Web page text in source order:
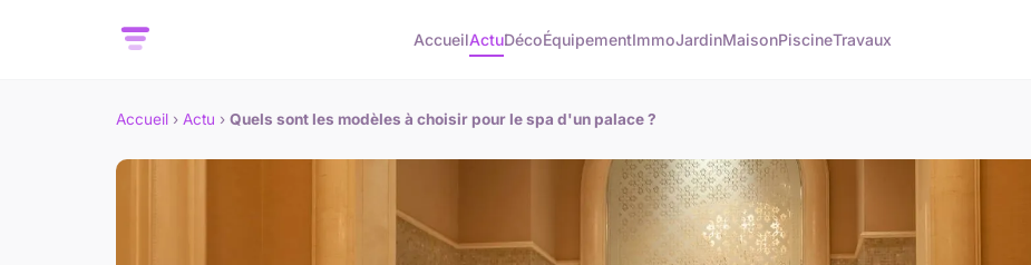
AccueilActuDécoÉquipementImmoJardinMaisonPiscineTravaux
Accueil › Actu › Quels sont les modèles à choisir pour le spa d'un palace ?